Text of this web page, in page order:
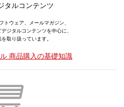
タルコンテンツ
トウェア、メールマガジン、
ジタルコンテンツを中心に、
取り扱っています。
商品購入の基礎知識